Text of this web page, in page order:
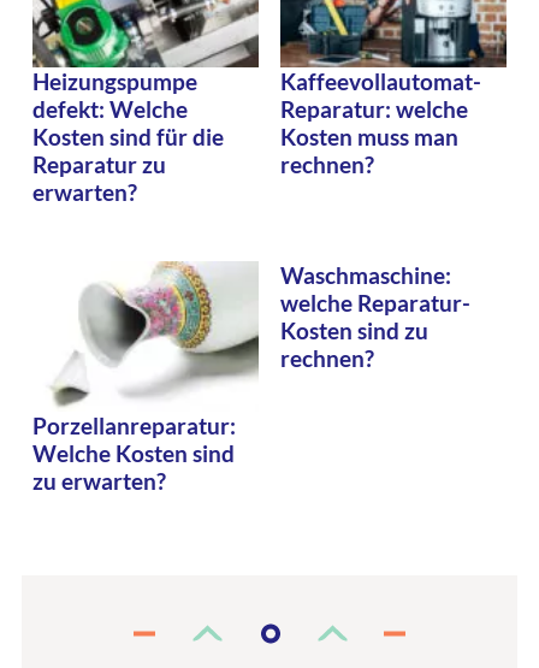
Heizungspumpe
defekt: Welche
Kosten sind für die
Reparatur zu
erwarten?
Kaffeevollautomat-
Reparatur: welche
Kosten muss man
rechnen?
Porzellanreparatur:
Welche Kosten sind
zu erwarten?
Waschmaschine:
welche Reparatur-
Kosten sind zu
rechnen?